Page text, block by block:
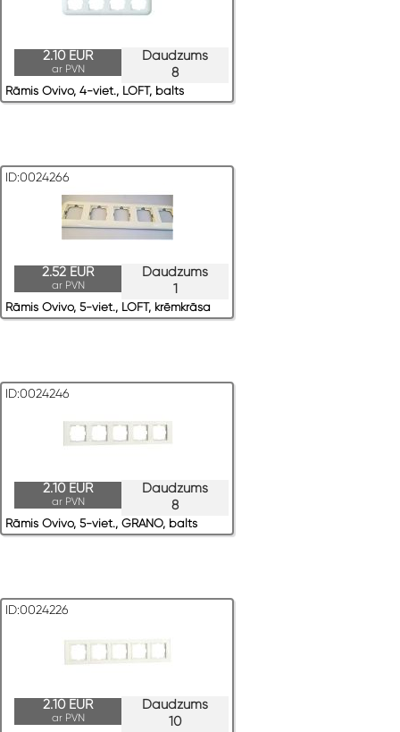
Daudzums
8
2.10 EUR
ar PVN
Rāmis Ovivo, 4-viet., LOFT, balts
ID:0024266
Daudzums
1
2.52 EUR
ar PVN
Rāmis Ovivo, 5-viet., LOFT, krēmkrāsa
ID:0024246
Daudzums
8
2.10 EUR
ar PVN
Rāmis Ovivo, 5-viet., GRANO, balts
ID:0024226
Daudzums
10
2.10 EUR
ar PVN